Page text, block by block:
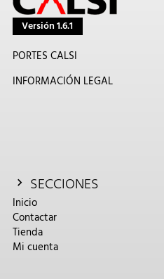
Versión 1.6.1
PORTES CALSI
INFORMACIÓN LEGAL
SECCIONES
Inicio
Contactar
Tienda
Mi cuenta